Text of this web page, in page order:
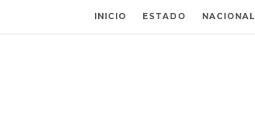
INICIO ESTADO NACIONAL